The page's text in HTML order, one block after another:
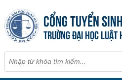
CỔNG TUYỂN SINH
TRƯỜNG ĐẠI HỌC LUẬT